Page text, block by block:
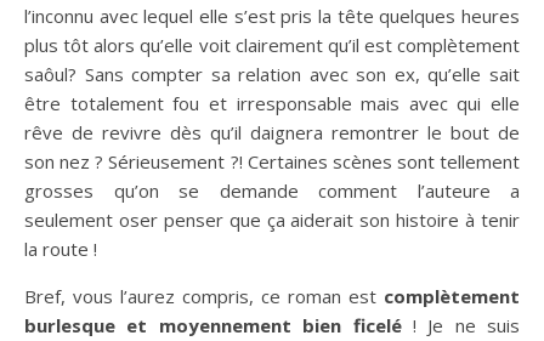
l’inconnu avec lequel elle s’est pris la tête quelques heures
plus tôt alors qu’elle voit clairement qu’il est complètement
saôul? Sans compter sa relation avec son ex, qu’elle sait
être totalement fou et irresponsable mais avec qui elle
rêve de revivre dès qu’il daignera remontrer le bout de
son nez ? Sérieusement ?! Certaines scènes sont tellement
grosses qu’on se demande comment l’auteure a
seulement oser penser que ça aiderait son histoire à tenir
la route !
Bref, vous l’aurez compris, ce roman est complètement
burlesque et moyennement bien ficelé! Je ne suis